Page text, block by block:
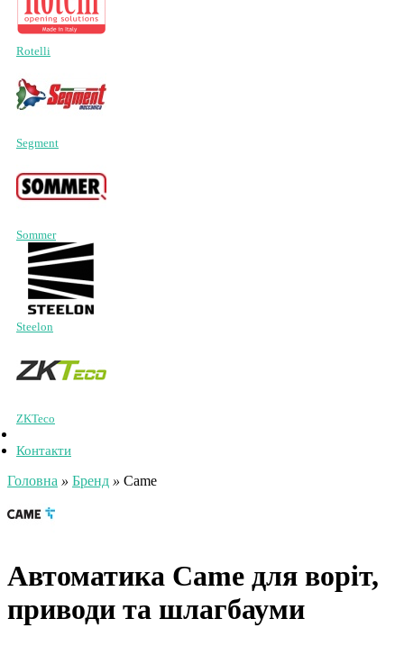
Rotelli
Segment
Sommer
Steelon
ZKTeco
Контакти
Головна » Бренд » Came
Автоматика Came для воріт,
приводи та шлагбауми